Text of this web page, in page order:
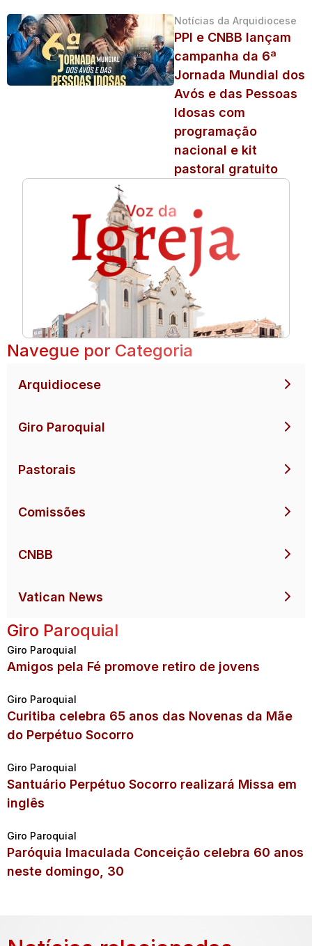
Notícias da Arquidiocese
PPI e CNBB lançam
campanha da 6ª
Jornada Mundial dos
Avós e das Pessoas
Idosas com
programação
nacional e kit
pastoral gratuito
Navegue por Categoria
Arquidiocese
Giro Paroquial
Pastorais
Comissões
CNBB
Vatican News
Giro Paroquial
Giro Paroquial
Amigos pela Fé promove retiro de jovens
Giro Paroquial
Curitiba celebra 65 anos das Novenas da Mãe
do Perpétuo Socorro
Giro Paroquial
Santuário Perpétuo Socorro realizará Missa em
inglês
Giro Paroquial
Paróquia Imaculada Conceição celebra 60 anos
neste domingo, 30